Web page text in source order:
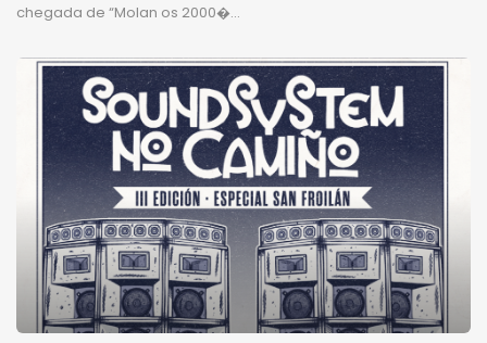
chegada de “Molan os 2000�...